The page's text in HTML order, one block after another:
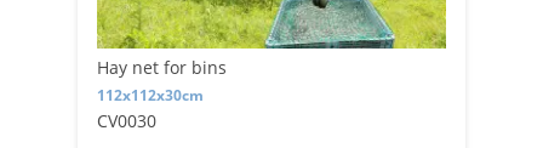
Hay net for bins
112x112x30cm
CV0030